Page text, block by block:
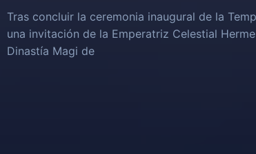
Tras concluir la ceremonia inaugural de la
una invitación de la Emperatriz Celestial
Dinastía Magi de